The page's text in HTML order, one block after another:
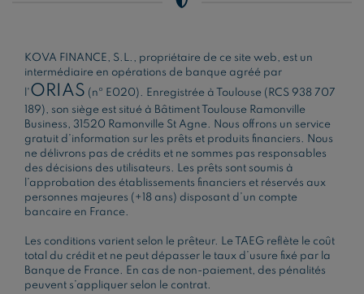
KOVA FINANCE, S.L., propriétaire de ce site web, est un
intermédiaire en opérations de banque agréé par
l' ORIAS (nº E020). Enregistrée à Toulouse (RCS 938 707
189), son siège est situé à Bâtiment Toulouse Ramonville
Business, 31520 Ramonville St Agne. Nous offrons un service
gratuit d’information sur les prêts et produits financiers. Nous
ne délivrons pas de crédits et ne sommes pas responsables
des décisions des utilisateurs. Les prêts sont soumis à
l’approbation des établissements financiers et réservés aux
personnes majeures (+18 ans) disposant d’un compte
bancaire en France.
Les conditions varient selon le prêteur. Le TAEG reflète le coût
total du crédit et ne peut dépasser le taux d’usure fixé par la
Banque de France. En cas de non-paiement, des pénalités
peuvent s’appliquer selon le contrat.